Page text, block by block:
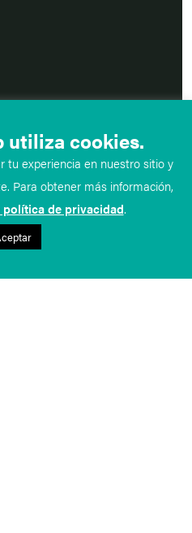
utiliza cookies.
tu experiencia en nuestro sitio y
Para obtener más información,
política de privacidad.